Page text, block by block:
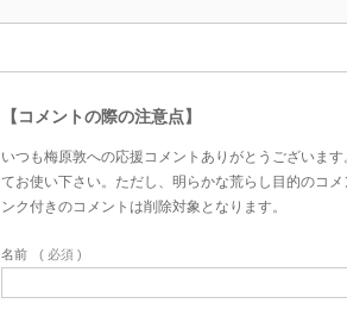
【コメントの際の注意点】
いつも梅原敦への応援コメントありがとうございま
てお使い下さい。ただし、明らかな荒らし目的のコ
ンク付きのコメントは削除対象となります。
名前 ( 必須 )